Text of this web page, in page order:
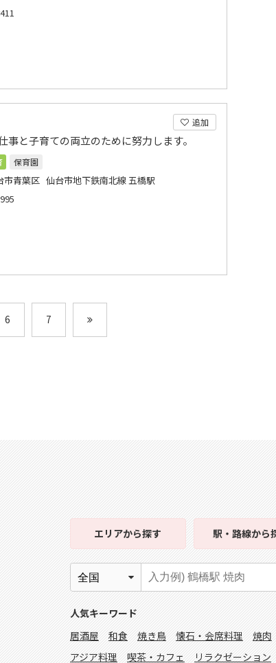
追加
事と子育ての両立のために努力します。
保育園
市青葉区 仙台市地下鉄南北線 五橋駅
6 7
エリアから探す 駅・路線から
人気キーワード
居酒屋
和食 焼き鳥 懐石・会席料理 焼肉
アジア料理
喫茶・カフェ リラクゼーション